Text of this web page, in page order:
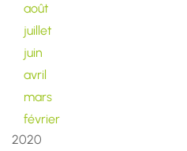
août
juillet
juin
avril
mars
février
2020